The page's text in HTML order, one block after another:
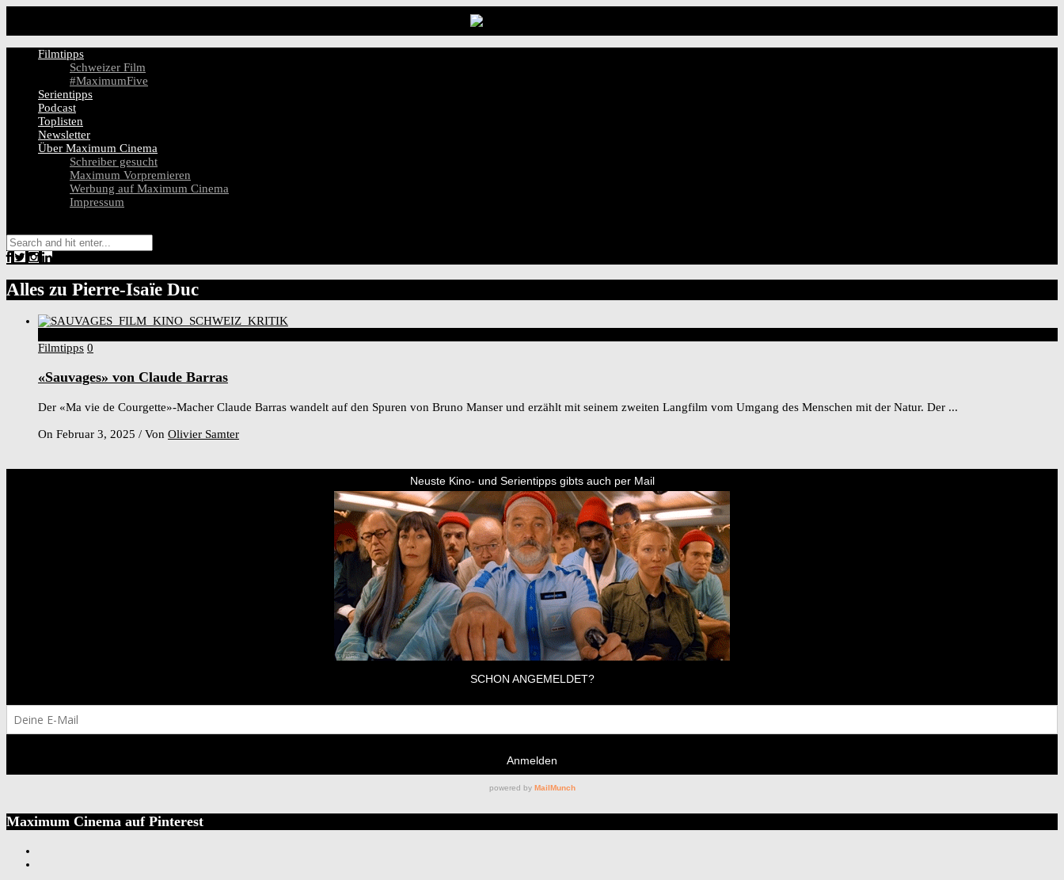
Filmtipps
Schweizer Film
#MaximumFive
Serientipps
Podcast
Toplisten
Newsletter
Über Maximum Cinema
Schreiber gesucht
Maximum Vorpremieren
Werbung auf Maximum Cinema
Impressum
Alles zu Pierre-Isaïe Duc
Filmtipps 0
«Sauvages» von Claude Barras
Der «Ma vie de Courgette»-Macher Claude Barras wandelt auf den Spuren von Bruno Manser und erzählt mit seinem zweiten Langfilm vom Umgang des Menschen mit der Natur. Der ...
On Februar 3, 2025 / Von Olivier Samter
Maximum Cinema auf Pinterest